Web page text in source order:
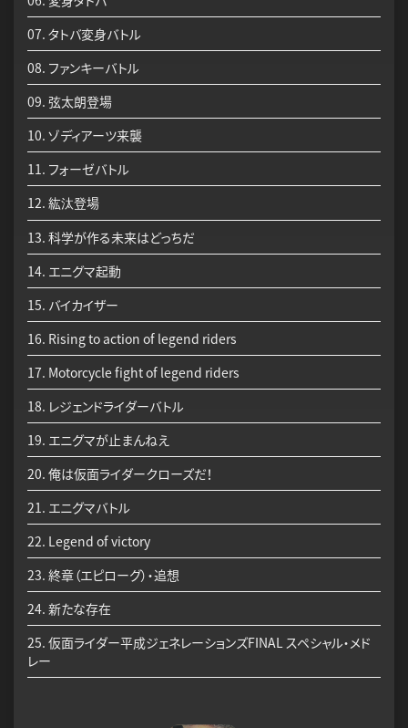
07. タトバ変身バトル
08. ファンキーバトル
09. 弦太朗登場
10. ゾディアーツ来襲
11. フォーゼバトル
12. 紘汰登場
13. 科学が作る未来はどっちだ
14. エニグマ起動
15. バイカイザー
16. Rising to action of legend riders
17. Motorcycle fight of legend riders
18. レジェンドライダーバトル
19. エニグマが止まんねえ
20. 俺は仮面ライダークローズだ！
21. エニグマバトル
22. Legend of victory
23. 終章（エピローグ）・追想
24. 新たな存在
25. 仮面ライダー平成ジェネレーションズFINAL スペシャル・メド
レー